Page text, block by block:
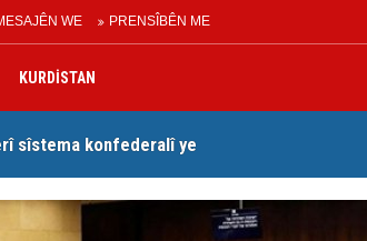
WE PRENSÎBÊN ME
KURDİSTAN
sîstema konfederalî ye